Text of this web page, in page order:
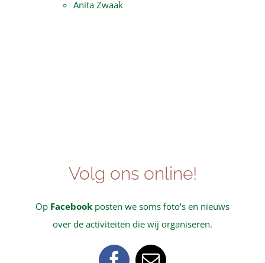
Anita Zwaak
Volg ons online!
Op Facebook posten we soms foto’s en nieuws
over de activiteiten die wij organiseren.